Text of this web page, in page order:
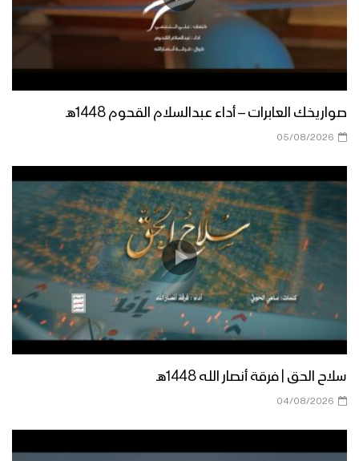
1447هـ
مأرب – مقابلات بمناسبة المولد النبوي
الشريف في العبدية 1447هــ
صعدة – مسير ضوئي لقوات حرس الحدود
من مركز المحافظة إلى دماج بمناسبة
قدوم المولد النبوي – 1447هـ
حجة – رسائل المجاهدين في جبهات حرض
وبني حسن بمناسبة المولد النبوي 1447هـ
منار العطاء | فرقة وعد الله 1447هـ
ازكى صلاتي والسلام | أداء كوكبة من
صواريخك العابرات – أداء عبدالسلام القحوم 1448هـ
05/08/2026
سلاح الحق | فرقة أنصار الله 1448هـ
04/08/2026